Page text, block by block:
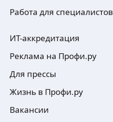
Работа для специалистов
ИТ-аккредитация
Реклама на Профи.ру
Для прессы
Жизнь в Профи.ру
Вакансии